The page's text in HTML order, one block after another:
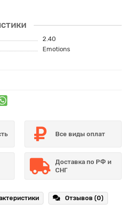
2.40
Emotions
Все виды оплат
Доставка по РФ и
СНГ
Отзывов (0)